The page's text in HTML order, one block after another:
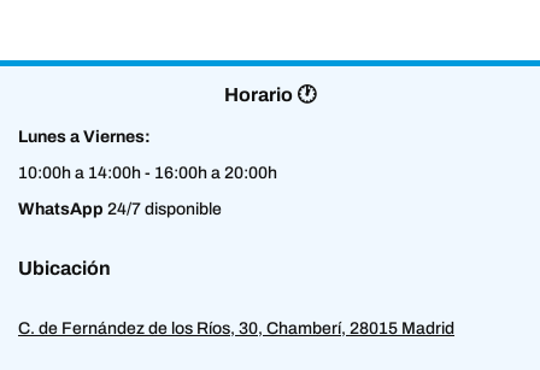
Horario 🕐
Lunes a Viernes:
10:00h a 14:00h - 16:00h a 20:00h
WhatsApp 24/7 disponible
Ubicación
C. de Fernández de los Ríos, 30, Chamberí, 28015 Madrid